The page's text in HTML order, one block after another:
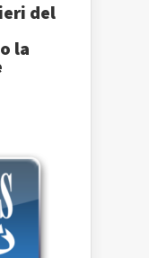
del
la